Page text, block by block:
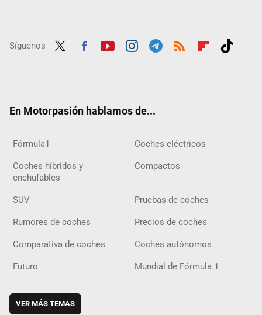
Síguenos
En Motorpasión hablamos de...
Fórmula1 Coches eléctricos
Coches híbridos y
enchufables
Compactos
SUV Pruebas de coches
Rumores de coches Precios de coches
Comparativa de coches Coches autónomos
Futuro Mundial de Fórmula 1
VER MÁS TEMAS